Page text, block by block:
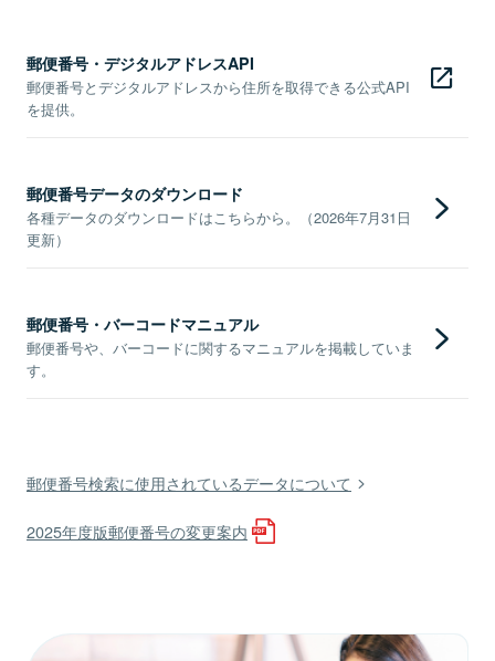
郵便番号・デジタルアドレスAPI
郵便番号とデジタルアドレスから住所を取得できる公式API
を提供。
郵便番号データのダウンロード
各種データのダウンロードはこちらから。（2026年7月31日
更新）
郵便番号・バーコードマニュアル
郵便番号や、バーコードに関するマニュアルを掲載していま
す。
郵便番号検索に使用されているデータについて
2025年度版郵便番号の変更案内